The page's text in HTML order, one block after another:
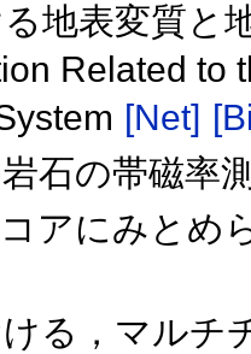
地表変質と
Related to
[Net]
石の帯磁率
アにみとめ
る，マルチ